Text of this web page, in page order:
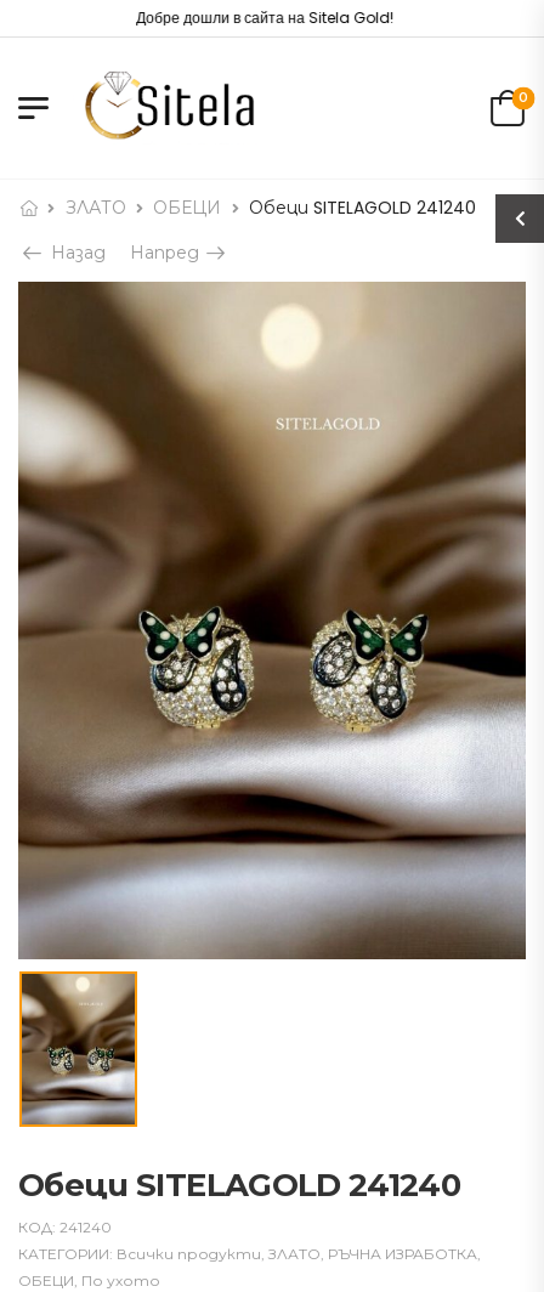
Добре дошли в сайта на Sitela Gold!
0
ЗЛАТО ОБЕЦИ Обеци SITELAGOLD 241240
Назад Напред
Обеци SITELAGOLD 241240
КОД: 241240
КАТЕГОРИИ: Всички продукти, ЗЛАТО, РЪЧНА ИЗРАБОТКА,
ОБЕЦИ, По ухото